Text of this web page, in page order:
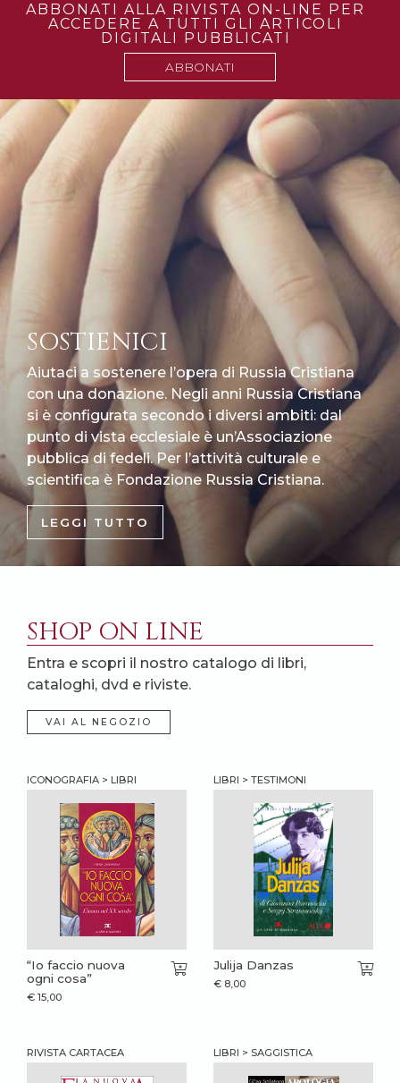
ABBONATI ALLA RIVISTA ON-LINE PER
ACCEDERE A TUTTI GLI ARTICOLI
DIGITALI PUBBLICATI
ABBONATI
SOSTIENICI
Aiutaci a sostenere l’opera di Russia Cristiana
con una donazione. Negli anni Russia Cristiana
si è configurata secondo i diversi ambiti: dal
punto di vista ecclesiale è un’Associazione
pubblica di fedeli. Per l’attività culturale e
scientifica è Fondazione Russia Cristiana.
LEGGI TUTTO
SHOP ON LINE
Entra e scopri il nostro catalogo di libri,
cataloghi, dvd e riviste.
VAI AL NEGOZIO
ICONOGRAFIA > LIBRI
“Io faccio nuova
ogni cosa”
€ 15,00
LIBRI > TESTIMONI
Julija Danzas
€ 8,00
RIVISTA CARTACEA LIBRI > SAGGISTICA